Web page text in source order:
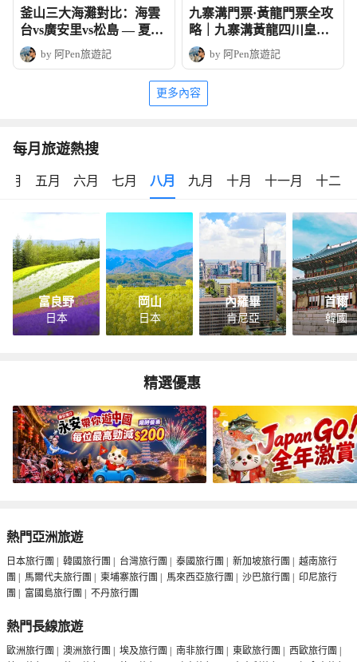
釜山三大海灘對比：海雲
台vs廣安里vs松島 — 夏日
玩法全攻略
by 阿Pen旅遊記
九寨溝門票·黃龍門票全攻
略｜九寨溝黃龍四川皇牌
深度6天團
by 阿Pen旅遊記
更多內容
每月旅遊熱搜
月 五月 六月 七月 八月 九月 十月 十一月 十二月
富良野
日本
岡山
日本
內羅畢
肯尼亞
首爾
韓國
精選優惠
熱門亞洲旅遊
日本旅行團 | 韓國旅行團 | 台灣旅行團 | 泰國旅行團 | 新加坡旅行團 | 越南旅行
團 | 馬爾代夫旅行團 | 柬埔寨旅行團 | 馬來西亞旅行團 | 沙巴旅行團 | 印尼旅行
團 | 富國島旅行團 | 不丹旅行團
熱門長線旅遊
歐洲旅行團 | 澳洲旅行團 | 埃及旅行團 | 南非旅行團 | 東歐旅行團 | 西歐旅行團 |